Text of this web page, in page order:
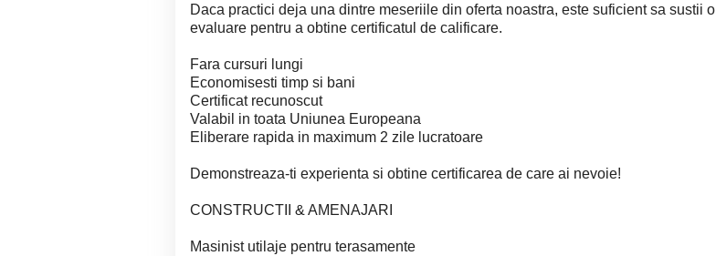
Daca practici deja una dintre meseriile din oferta noastra, este suficient sa sustii o
evaluare pentru a obtine certificatul de calificare.
Fara cursuri lungi
Economisesti timp si bani
Certificat recunoscut
Valabil in toata Uniunea Europeana
Eliberare rapida in maximum 2 zile lucratoare
Demonstreaza-ti experienta si obtine certificarea de care ai nevoie!
CONSTRUCTII & AMENAJARI
Masinist utilaje pentru terasamente